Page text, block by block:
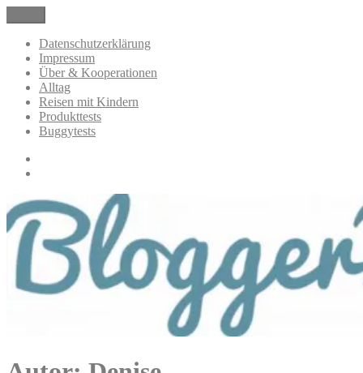
Inhalt
springen
BloggerMumOf3Boys Mamablog
Mamablog über das Leben mit drei Kindern mit Produkttests und
Alltagsthemen
Datenschutzerklärung
Impressum
Über & Kooperationen
Alltag
Reisen mit Kindern
Produkttests
Buggytests